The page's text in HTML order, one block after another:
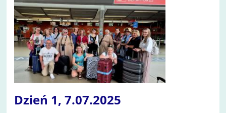
Dzień 1, 7.07.2025